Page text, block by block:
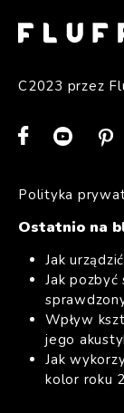
C2023 przez
Polityka
Ostatnio na
Jak
Jak pozbyć
Wpływ
jego
Jak
kolor roku